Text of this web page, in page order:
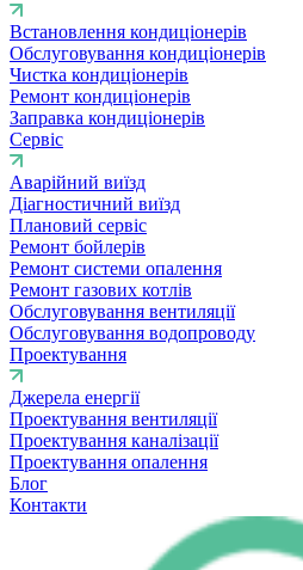
Встановлення кондиціонерів
Обслуговування кондиціонерів
Чистка кондиціонерів
Ремонт кондиціонерів
Заправка кондиціонерів
Сервіс
Аварійний виїзд
Діагностичний виїзд
Плановий сервіс
Ремонт бойлерів
Ремонт системи опалення
Ремонт газових котлів
Обслуговування вентиляції
Обслуговування водопроводу
Проектування
Джерела енергії
Проектування вентиляції
Проектування каналізації
Проектування опалення
Блог
Контакти